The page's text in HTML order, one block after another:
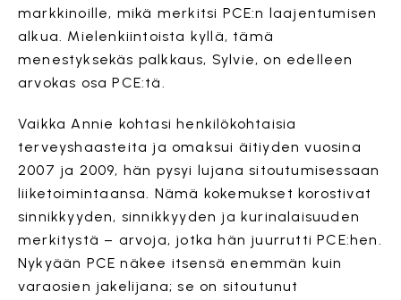
markkinoille, mikä merkitsi PCE:n laajentumisen
alkua. Mielenkiintoista kyllä, tämä
menestyksekäs palkkaus, Sylvie, on edelleen
arvokas osa PCE:tä.
Vaikka Annie kohtasi henkilökohtaisia ​​
terveyshaasteita ja omaksui äitiyden vuosina
2007 ja 2009, hän pysyi lujana sitoutumisessaan
liiketoimintaansa. Nämä kokemukset korostivat
sinnikkyyden, sinnikkyyden ja kurinalaisuuden
merkitystä – arvoja, jotka hän juurrutti PCE:hen.
Nykyään PCE näkee itsensä enemmän kuin
varaosien jakelijana; se on sitoutunut